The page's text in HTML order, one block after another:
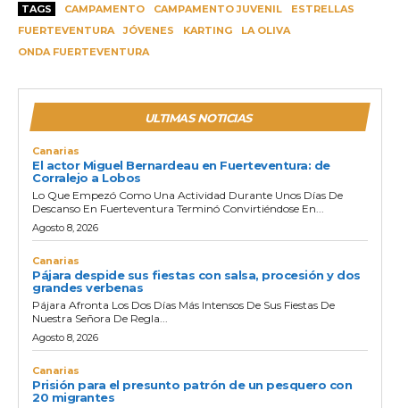
TAGS CAMPAMENTO CAMPAMENTO JUVENIL
ESTRELLAS
FUERTEVENTURA
JÓVENES KARTING
LA OLIVA
ONDA FUERTEVENTURA
ULTIMAS NOTICIAS
Canarias
El actor Miguel Bernardeau en Fuerteventura: de
Corralejo a Lobos
Lo Que Empezó Como Una Actividad Durante Unos Días De
Descanso En Fuerteventura Terminó Convirtiéndose En...
Agosto 8, 2026
Canarias
Pájara despide sus fiestas con salsa, procesión y dos
grandes verbenas
Pájara Afronta Los Dos Días Más Intensos De Sus Fiestas De
Nuestra Señora De Regla...
Agosto 8, 2026
Canarias
Prisión para el presunto patrón de un pesquero con
20 migrantes